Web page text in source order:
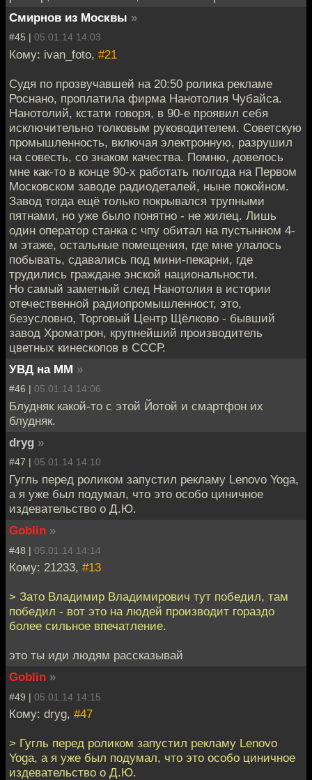
Смирнов из Москвы »
#45 | 05.01.14 14:03
Кому: ivan_foto, #21
Судя по прозвучавшей на 20:50 ролика рекламе
Роснано, проплатила фирма Нанотолия Чубайса.
Нанотолий, кстати говоря, в 90-е проявил себя
исключительно толковым руководителем. Советскую
промышленность, включая электронную, разрушил
на совесть, со знаком качества. Помню, довелось
мне как-то в конце 90-х работать полгода на Первом
Московском заводе радиодеталей, ныне покойном.
Завод тогда ещё только покрывался трупными
пятнами, но уже было понятно - не жилец. Лишь
один оператор станка с чпу обитал на пустынном 4-
м этаже, остальные помещения, где мне улалось
побывать, сдавались под мини-пекарни, где
трудились граждане энской национальности.
Но самый заметный след Нанотолия в истории
отечественной радиопромышленност, это,
безусловно, Торговый Центр Щёлково - бывший
завод Хроматрон, крупнейший производитель
цветных кинескопов в СССР.
УВД на ММ »
#46 | 05.01.14 14:06
Блудняк какой-то с этой Йотой и смартфон их
блудняк.
dryg »
#47 | 05.01.14 14:10
Гугль перед роликом запустил рекламу Lenovo Yoga,
а я уже был подумал, что это особо циничное
издевательство о Д.Ю.
Goblin »
#48 | 05.01.14 14:14
Кому: 21233, #13
> Зато Владимир Владимирович тут победил, там
победил - вот это на людей производит гораздо
более сильное впечатление.
это ты иди людям рассказывай
Goblin »
#49 | 05.01.14 14:15
Кому: dryg, #47
> Гугль перед роликом запустил рекламу Lenovo
Yoga, а я уже был подумал, что это особо циничное
издевательство о Д.Ю.